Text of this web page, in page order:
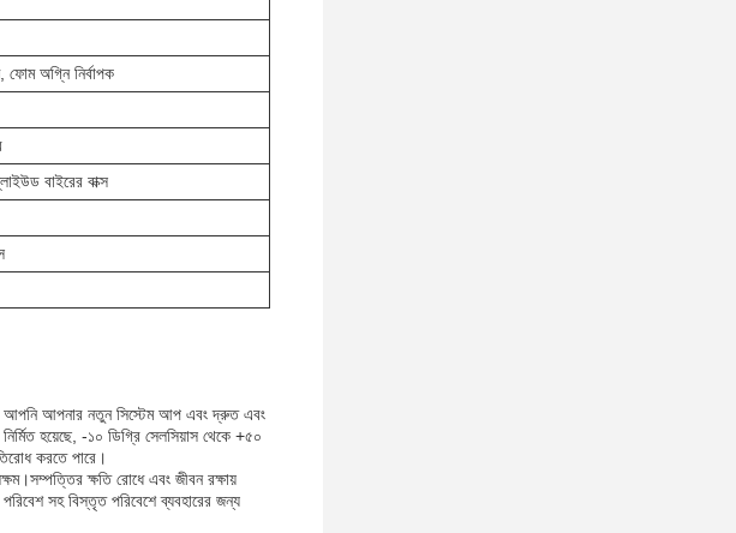
ফোম অগ্নি নির্বাপক
বাইরের বাক্স
আপনি আপনার নতুন সিস্টেম আপ এবং দ্রুত এবং
নির্মিত হয়েছে, -১০ ডিগ্রি সেলসিয়াস থেকে +৫০
করতে পারে।
ক্ষতি রোধে এবং জীবন রক্ষায়
সহ বিস্তৃত পরিবেশে ব্যবহারের জন্য